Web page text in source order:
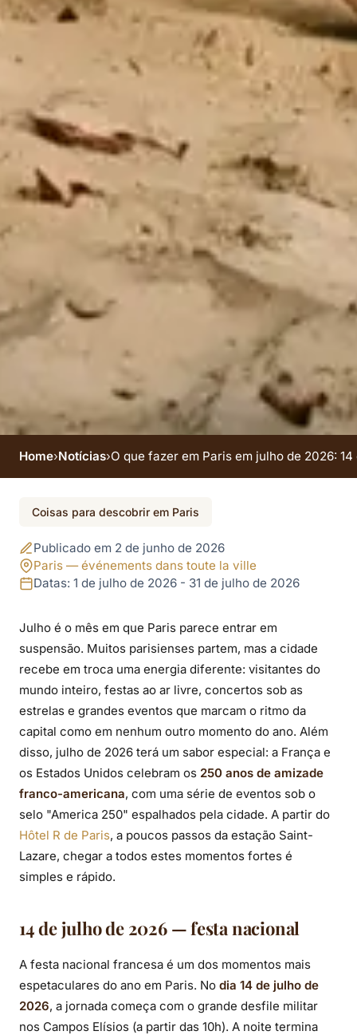
O que fazer em Paris
em julho de 2026: 14
de Julho, Tour de
France, Paris Plages
e concertos
Home›Notícias›O que fazer em Paris em julho de 2026:
Coisas para descobrir em Paris
Publicado em 2 de junho de 2026
Paris — événements dans toute la ville
Datas: 1 de julho de 2026 - 31 de julho de 2026
Julho é o mês em que Paris parece entrar em
suspensão. Muitos parisienses partem, mas a cidade
recebe em troca uma energia diferente: visitantes do
mundo inteiro, festas ao ar livre, concertos sob as
estrelas e grandes eventos que marcam o ritmo da
capital como em nenhum outro momento do ano. Além
disso, julho de 2026 terá um sabor especial: a França e
os Estados Unidos celebram os 250 anos de amizade
franco-americana, com uma série de eventos sob o
selo "America 250" espalhados pela cidade. A partir do
Hôtel R de Paris, a poucos passos da estação Saint-
Lazare, chegar a todos estes momentos fortes é
simples e rápido.
14 de julho de 2026 — festa nacional
A festa nacional francesa é um dos momentos mais
espetaculares do ano em Paris. No dia 14 de julho de
2026, a jornada começa com o grande desfile militar
nos Campos Elísios (a partir das 10h). A noite termina